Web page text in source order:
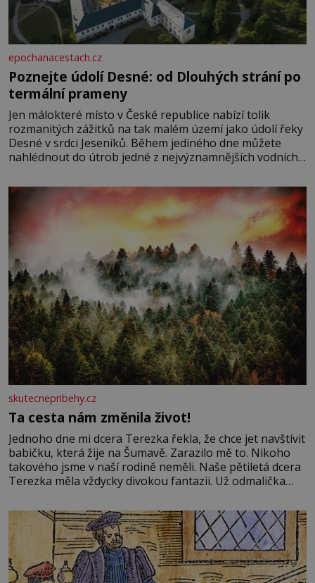
epochanacestach.cz
Poznejte údolí Desné: od Dlouhých strání po
termální prameny
Jen málokteré místo v České republice nabízí tolik
rozmanitých zážitků na tak malém území jako údolí řeky
Desné v srdci Jeseníků. Během jediného dne můžete
nahlédnout do útrob jedné z nejvýznamnějších vodních
se na koloběžce a den zakončit poznáváním památek ve
Velkých Losinách nebo v termálním
skutecnepribehy.cz
Ta cesta nám změnila život!
Jednoho dne mi dcera Terezka řekla, že chce jet navštívit
babičku, která žije na Šumavě. Zarazilo mě to. Nikoho
takového jsme v naší rodině neměli. Naše pětiletá dcera
Terezka měla vždycky divokou fantazii. Už odmalička
zdálo o jednorožcích, krásných princeznách, statečných
rytířích a létajících dracích.